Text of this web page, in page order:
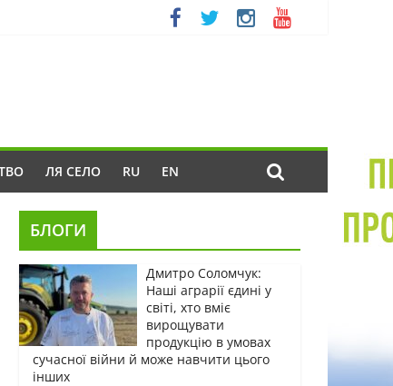
ЛЯ СЕЛО RU EN
БЛОГИ
Дмитро Соломчук:
Наші аграрії єдині у
світі, хто вміє
вирощувати
продукцію в умовах
сучасної війни й може навчити цього
інших